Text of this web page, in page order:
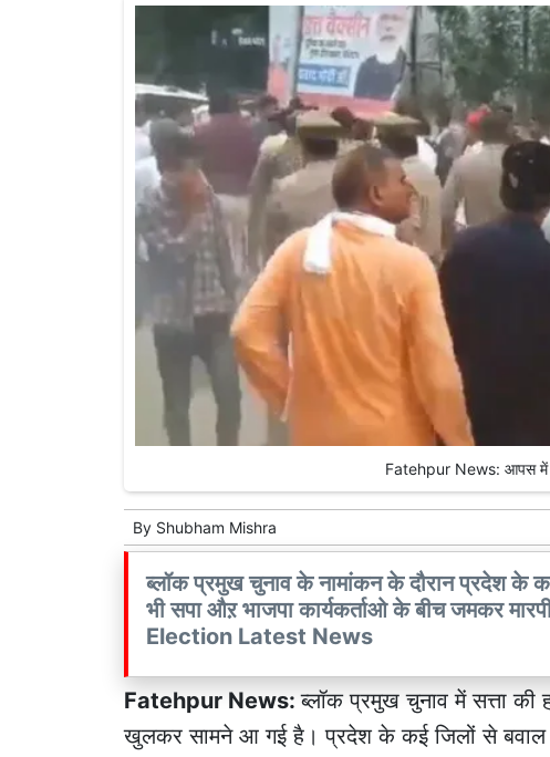
Fatehpur News: आपस में
By Shubham Mishra
ब्लॉक प्रमुख चुनाव के नामांकन के दौरान प्रदेश के
भी सपा औऱ भाजपा कार्यकर्ताओ के बीच जमकर
Election Latest News
Fatehpur News:ब्लॉक प्रमुख चुनाव में सत्ता की
खुलकर सामने आ गई है। प्रदेश के कई जिलों से